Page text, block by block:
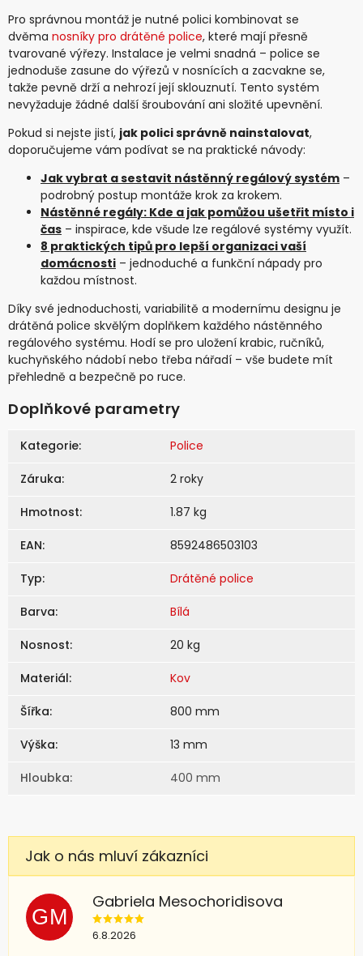
Pro správnou montáž je nutné polici kombinovat se
dvěma nosníky pro drátěné police, které mají přesně
tvarované výřezy. Instalace je velmi snadná – police se
jednoduše zasune do výřezů v nosnících a zacvakne se,
takže pevně drží a nehrozí její sklouznutí. Tento systém
nevyžaduje žádné další šroubování ani složité upevnění.
Pokud si nejste jistí, jak polici správně nainstalovat,
doporučujeme vám podívat se na praktické návody:
Jak vybrat a sestavit nástěnný regálový systém –
podrobný postup montáže krok za krokem.
Nástěnné regály: Kde a jak pomůžou ušetřit místo i
čas – inspirace, kde všude lze regálové systémy využít.
8 praktických tipů pro lepší organizaci vaší
domácnosti – jednoduché a funkční nápady pro
každou místnost.
Díky své jednoduchosti, variabilitě a modernímu designu je
drátěná police skvělým doplňkem každého nástěnného
regálového systému. Hodí se pro uložení krabic, ručníků,
kuchyňského nádobí nebo třeba nářadí – vše budete mít
přehledně a bezpečně po ruce.
Doplňkové parametry
Kategorie: Police
Záruka: 2 roky
Hmotnost: 1.87 kg
EAN: 8592486503103
Typ: Drátěné police
Barva: Bílá
Nosnost: 20 kg
Materiál: Kov
Šířka: 800 mm
Výška: 13 mm
Hloubka: 400 mm
GM
Gabriela Mesochoridisova
6.8.2026